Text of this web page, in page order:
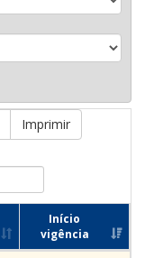
Imprimir
Início
vigência